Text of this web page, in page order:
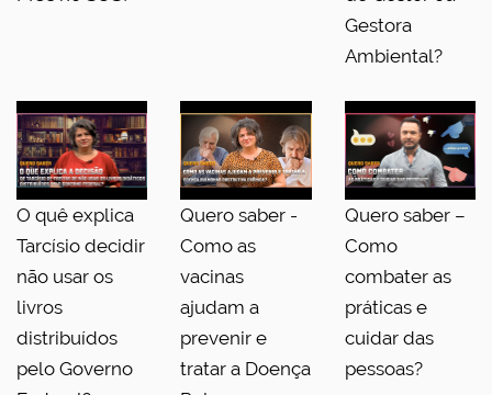
Gestora
Ambiental?
O quê explica
Tarcísio decidir
não usar os
livros
distribuídos
pelo Governo
Quero saber -
Como as
vacinas
ajudam a
prevenir e
tratar a Doença
Quero saber –
Como
combater as
práticas e
cuidar das
pessoas?